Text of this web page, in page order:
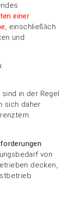
einer
, einschließlich
und
in der Regel
sich daher
von
decken,